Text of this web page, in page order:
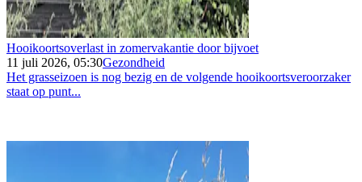
Hooikoortsoverlast in zomervakantie door bijvoet
11 juli 2026, 05:30Gezondheid
Het grasseizoen is nog bezig en de volgende hooikoortsveroorzaker
staat op punt...